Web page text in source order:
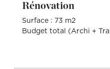
Rénovation
Surface : 73 m2
Budget total (Archi +